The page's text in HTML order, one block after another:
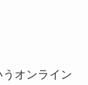
オンライン